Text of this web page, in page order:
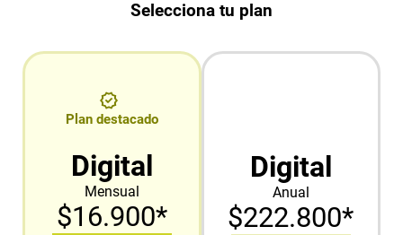
Selecciona tu plan
Plan destacado
Digital
Mensual
$16.900*
Digital
Anual
$222.800*